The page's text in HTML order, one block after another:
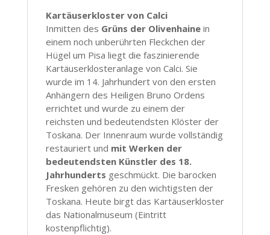
Kartäuserkloster von Calci
Inmitten des Grüns der Olivenhainein
einem noch unberührten Fleckchen der
Hügel um Pisa liegt die faszinierende
Kartäuserklosteranlage von Calci. Sie
wurde im 14. Jahrhundert von den ersten
Anhängern des Heiligen Bruno Ordens
errichtet und wurde zu einem der
reichsten und bedeutendsten Klöster der
Toskana. Der Innenraum wurde vollständig
restauriert und mit Werken der
bedeutendsten Künstler des 18.
Jahrhunderts geschmückt. Die barocken
Fresken gehören zu den wichtigsten der
Toskana. Heute birgt das Kartäuserkloster
das Nationalmuseum (Eintritt
kostenpflichtig).